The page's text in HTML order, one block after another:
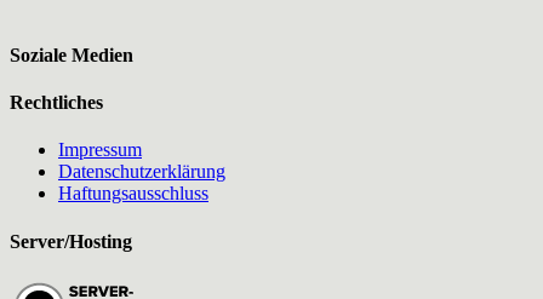
Soziale Medien
Rechtliches
Impressum
Datenschutzerklärung
Haftungsausschluss
Server/Hosting